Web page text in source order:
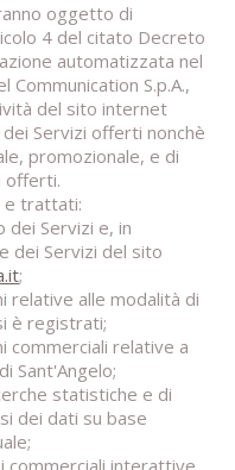
oggetto di
4 del citato Decreto
automatizzata nel
S.p.A.,
del sito internet
dei Servizi offerti nonchè
promozionale, e di
offerti.
e trattati:
dei Servizi e, in
dei Servizi del sito
;
relative alle modalità di
è registrati;
commerciali relative a
Sant'Angelo;
statistiche e di
dei dati su base